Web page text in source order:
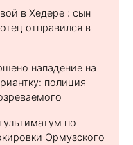
в Хедере : сын
отправился в
нападение на
полиция
по
Ормузского